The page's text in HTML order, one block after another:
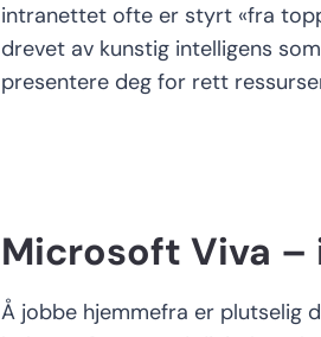
intranettet ofte er styrt «fra
drevet av kunstig intelligens
presentere deg for rett
Microsoft Viva –
Å jobbe hjemmefra er plutselig